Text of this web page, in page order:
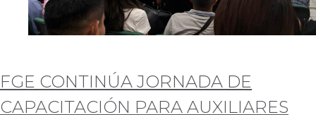
FGE CONTINÚA JORNADA DE
CAPACITACIÓN PARA AUXILIARES